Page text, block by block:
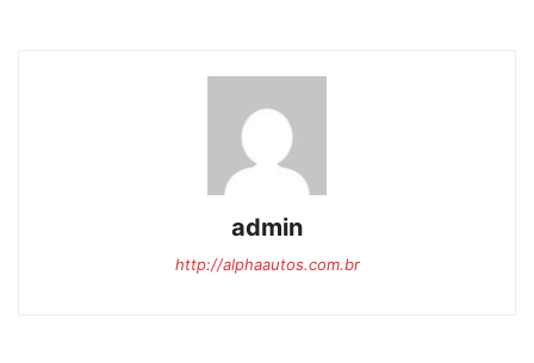
admin
http://alphaautos.com.br